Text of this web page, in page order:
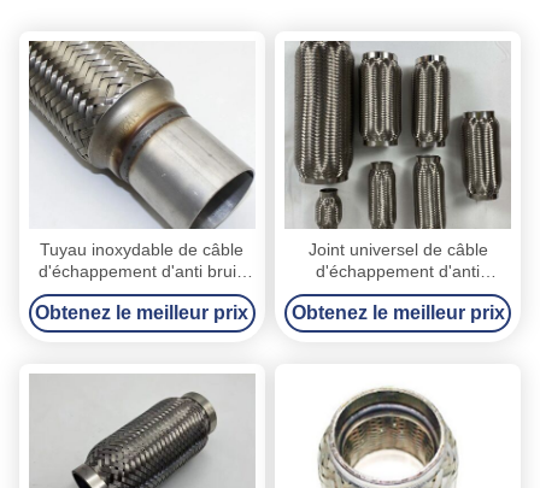
Tuyau inoxydable de câble
d'échappement d'anti bruit,
pot d'échappement des
véhicules à moteur flexible
durable
Obtenez le meilleur prix
Joint universel de câble
d'échappement d'anti
corrosion, pot de
l'échappement 321 309S
automatique flexible
Obtenez le meilleur prix